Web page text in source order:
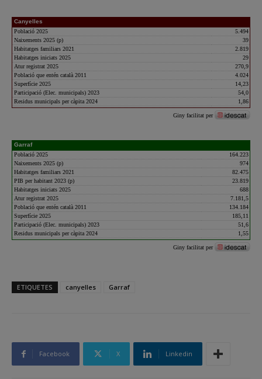
ETIQUETES canyelles Garraf
Facebook X Linkedin